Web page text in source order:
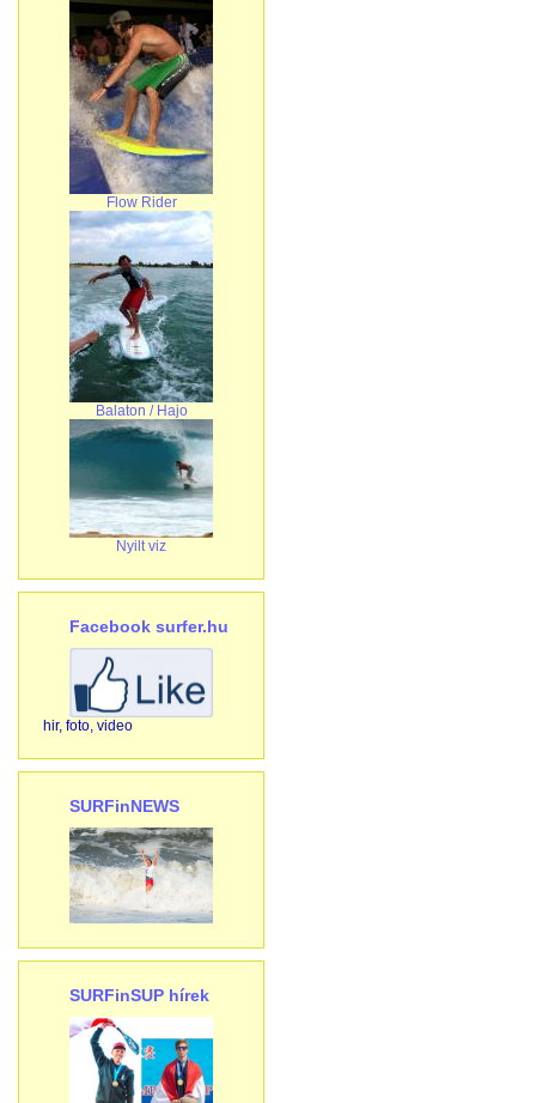
Flow Rider
Balaton / Hajo
Nyilt viz
Facebook surfer.hu
hir, foto, video
SURFinNEWS
SURFinSUP hírek